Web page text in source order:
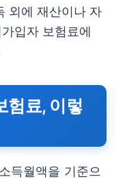
외에 재산이나 자
입자 보험료에
험료, 이렇
득월액을 기준으